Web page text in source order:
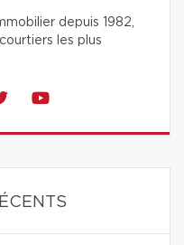
depuis 1982,
les plus